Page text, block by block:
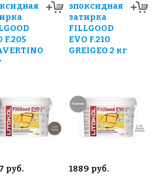
F.205
эпоксидная
затирка
FILLGOOD
EVO F.210
GREIGEO 2 кг
руб.
1889 руб.